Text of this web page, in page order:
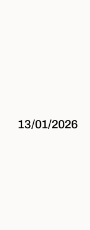
13/01/2026